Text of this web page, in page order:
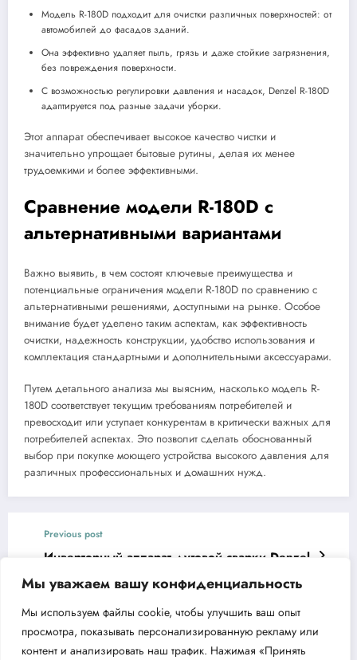
Мы уважаем вашу конфиденциальность
Мы используем файлы cookie, чтобы улучшить ваш опыт
просмотра, показывать персонализированную рекламу или
контент и анализировать наш трафик. Нажимая «Принять
Модель R-180D подходит для очистки различных поверхностей: от
автомобилей до фасадов зданий.
Она эффективно удаляет пыль, грязь и даже стойкие загрязнения,
без повреждения поверхности.
С возможностью регулировки давления и насадок, Denzel R-180D
адаптируется под разные задачи уборки.
Этот аппарат обеспечивает высокое качество чистки и
значительно упрощает бытовые рутины, делая их менее
трудоемкими и более эффективными.
Сравнение модели R-180D с
альтернативными вариантами
Важно выявить, в чем состоят ключевые преимущества и
потенциальные ограничения модели R-180D по сравнению с
альтернативными решениями, доступными на рынке. Особое
внимание будет уделено таким аспектам, как эффективность
очистки, надежность конструкции, удобство использования и
комплектация стандартными и дополнительными аксессуарами.
Путем детального анализа мы выясним, насколько модель R-
180D соответствует текущим требованиям потребителей и
превосходит или уступает конкурентам в критически важных для
потребителей аспектах. Это позволит сделать обоснованный
выбор при покупке моющего устройства высокого давления для
различных профессиональных и домашних нужд.
Previous post
Инверторный аппарат дуговой сварки Denzel
эффективность
Машина подметально-уборочная CHAMPION
GS50100 преимущества и особенности